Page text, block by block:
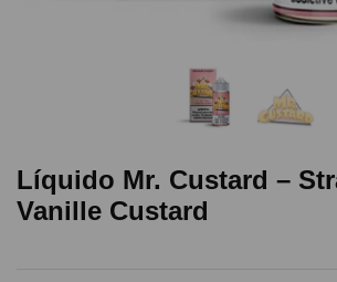
Líquido Mr. Custard –
Vanille Custard